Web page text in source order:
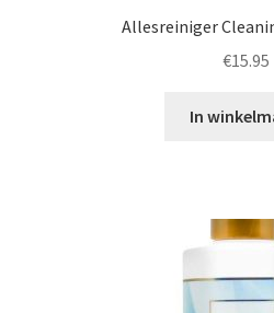
Allesreiniger
€15.95
In